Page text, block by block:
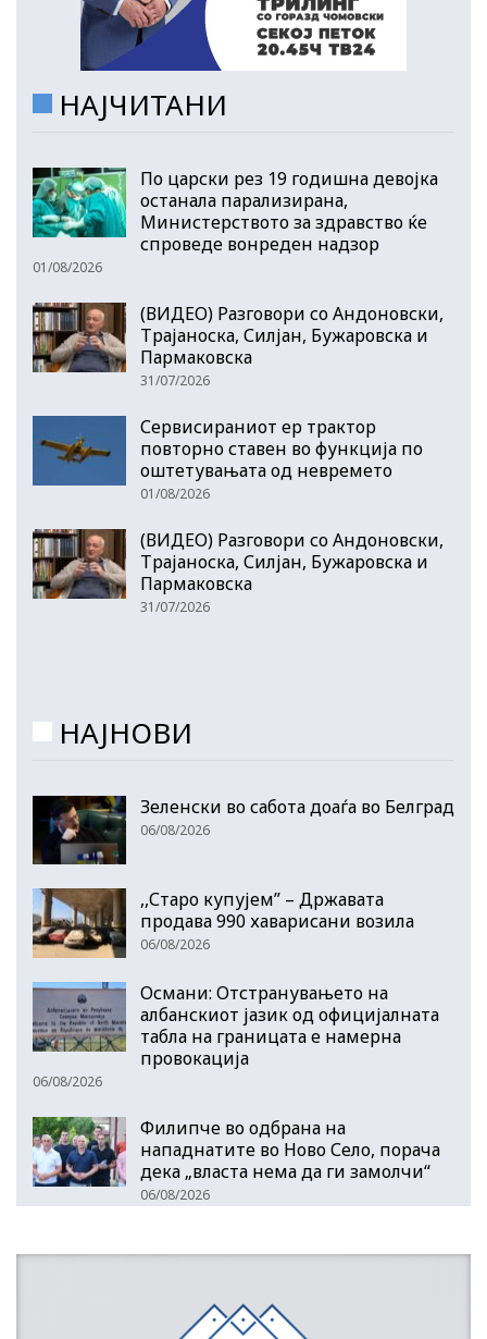
НАЈЧИТАНИ
По царски рез 19 годишна девојка
останала парализирана,
Министерството за здравство ќе
спроведе вонреден надзор
01/08/2026
(ВИДЕО) Разговори со Андоновски,
Трајаноска, Силјан, Бужаровска и
Пармаковска
31/07/2026
Сервисираниот ер трактор
повторно ставен во функција по
оштетувањата од невремето
01/08/2026
(ВИДЕО) Разговори со Андоновски,
Трајаноска, Силјан, Бужаровска и
Пармаковска
31/07/2026
НАЈНОВИ
Зеленски во сабота доаѓа во Белград
06/08/2026
,,Старо купујем” – Државата
продава 990 хаварисани возила
06/08/2026
Османи: Отстранувањето на
албанскиот јазик од официјалната
табла на границата е намерна
провокација
06/08/2026
Филипче во одбрана на
нападнатите во Ново Село, порача
дека „власта нема да ги замолчи“
06/08/2026